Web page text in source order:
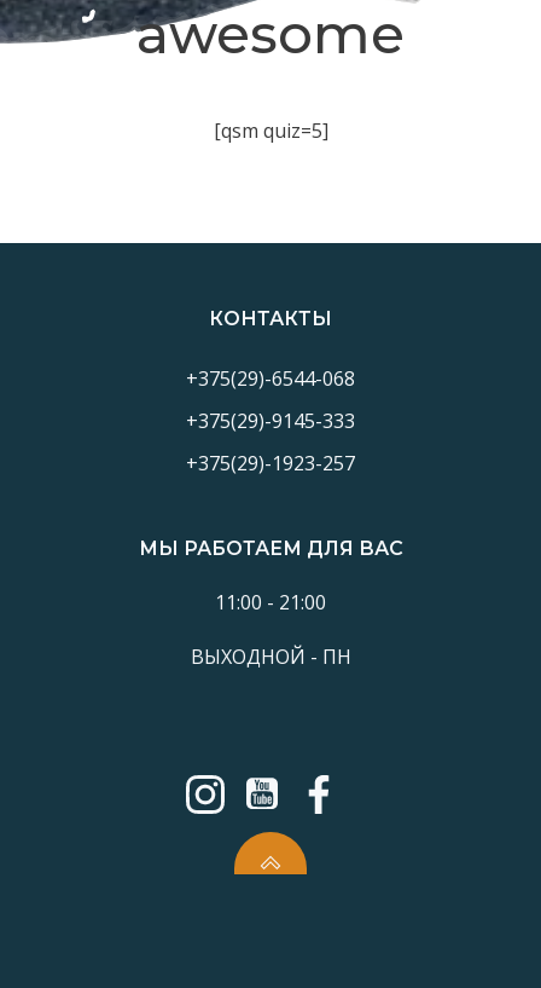
awesome
[qsm quiz=5]
КОНТАКТЫ
+375(29)-6544-068
+375(29)-9145-333
+375(29)-1923-257
МЫ РАБОТАЕМ ДЛЯ ВАС
11:00 - 21:00
ВЫХОДНОЙ - ПН